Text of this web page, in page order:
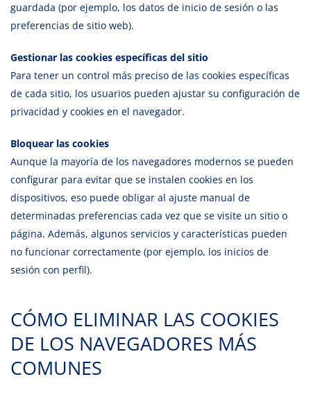
guardada (por ejemplo, los datos de inicio de sesión o las
preferencias de sitio web).
Gestionar las cookies específicas del sitio
Para tener un control más preciso de las cookies específicas
de cada sitio, los usuarios pueden ajustar su configuración de
privacidad y cookies en el navegador.
Bloquear las cookies
Aunque la mayoría de los navegadores modernos se pueden
configurar para evitar que se instalen cookies en los
dispositivos, eso puede obligar al ajuste manual de
determinadas preferencias cada vez que se visite un sitio o
página. Además, algunos servicios y características pueden
no funcionar correctamente (por ejemplo, los inicios de
sesión con perfil).
CÓMO ELIMINAR LAS COOKIES
DE LOS NAVEGADORES MÁS
COMUNES